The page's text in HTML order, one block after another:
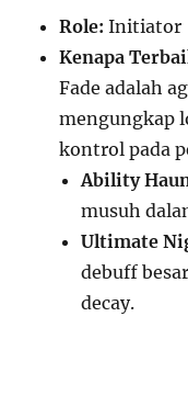
Role: Initiator
Kenapa
Fade adalah
mengungkap
kontrol pada
Ability
musuh
Ultimate
debuff
decay.